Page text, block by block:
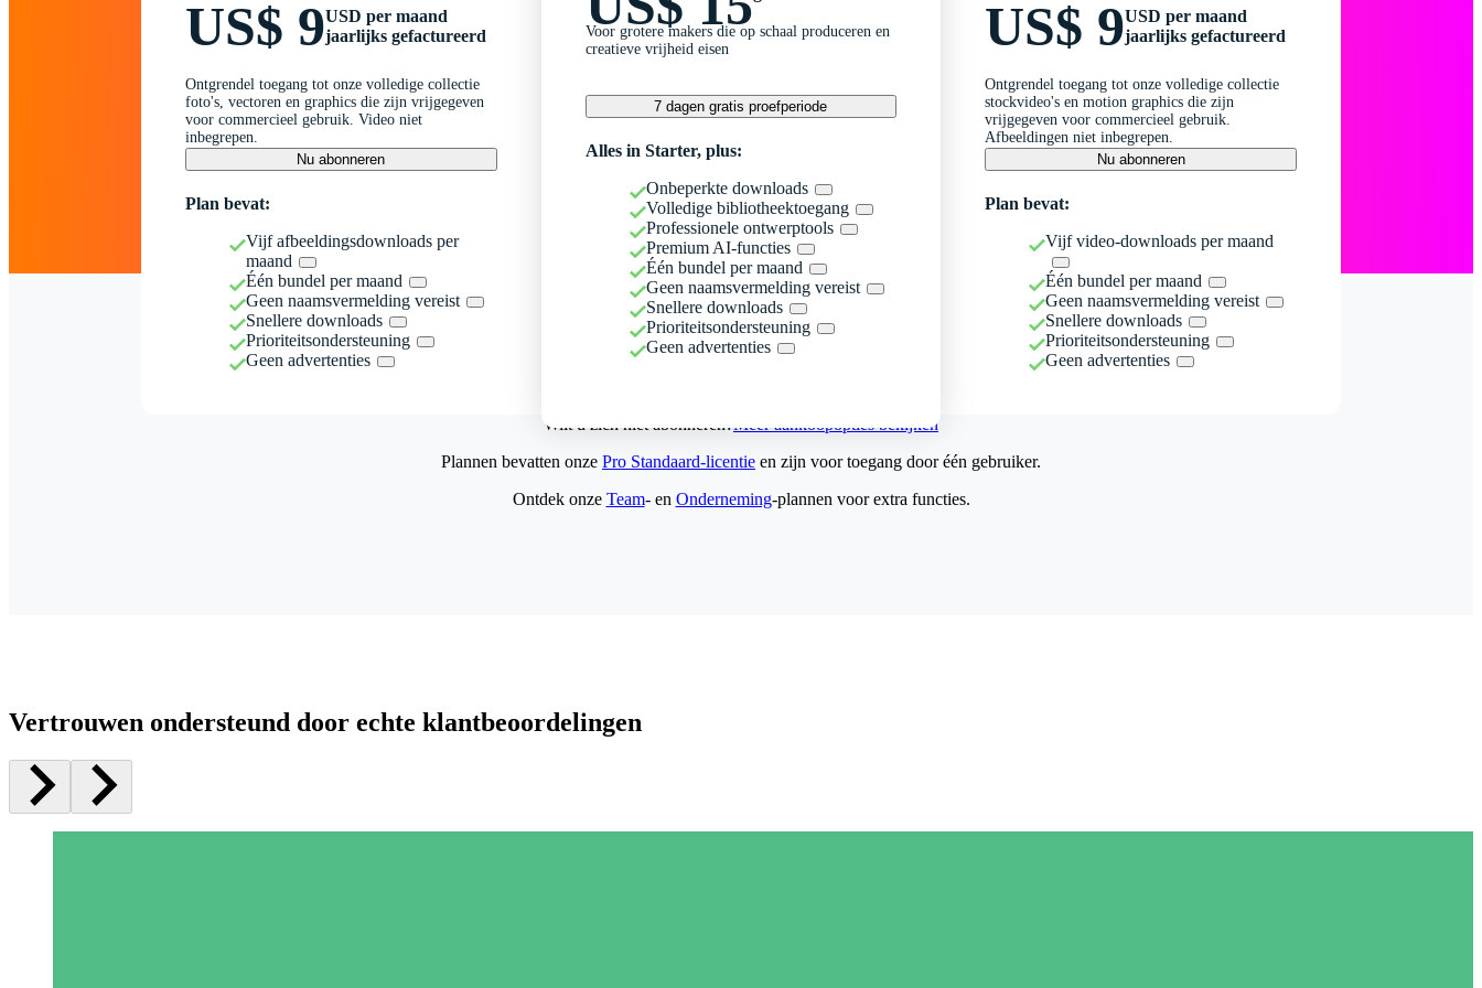
US$ 9USD per maand
jaarlijks gefactureerd
Ontgrendel toegang tot onze volledige collectie
foto's, vectoren en graphics die zijn vrijgegeven
voor commercieel gebruik. Video niet
inbegrepen.
Nu abonneren
Plan bevat:
Vijf afbeeldingsdownloads per
maand
Één bundel per maand
Geen naamsvermelding vereist
Snellere downloads
Prioriteitsondersteuning
Geen advertenties
Voor grotere makers die op schaal produceren en
creatieve vrijheid eisen
7 dagen gratis proefperiode
Alles in Starter, plus:
Onbeperkte downloads
Volledige bibliotheektoegang
Professionele ontwerptools
Premium AI-functies
Één bundel per maand
Geen naamsvermelding vereist
Snellere downloads
Prioriteitsondersteuning
Geen advertenties
US$ 9USD per maand
jaarlijks gefactureerd
Ontgrendel toegang tot onze volledige collectie
stockvideo's en motion graphics die zijn
vrijgegeven voor commercieel gebruik.
Afbeeldingen niet inbegrepen.
Nu abonneren
Plan bevat:
Vijf video-downloads per maand
Één bundel per maand
Geen naamsvermelding vereist
Snellere downloads
Prioriteitsondersteuning
Geen advertenties
Wilt u zich niet abonneren?Meer aankoopopties bekijken
Plannen bevatten onze Pro Standaard-licentie en zijn voor toegang door één gebruiker.
Ontdek onze Team- en Onderneming-plannen voor extra functies.
Vertrouwen ondersteund door echte klantbeoordelingen